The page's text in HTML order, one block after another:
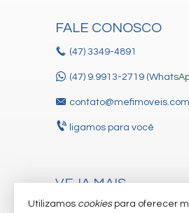
FALE CONOSCO
(47) 3349-4891
(47) 9.9913-2719
contato@mefimoveis.com
ligamos para você
VEJA MAIS
receba nosso newsletter
Utilizamos cookiespara oferecer